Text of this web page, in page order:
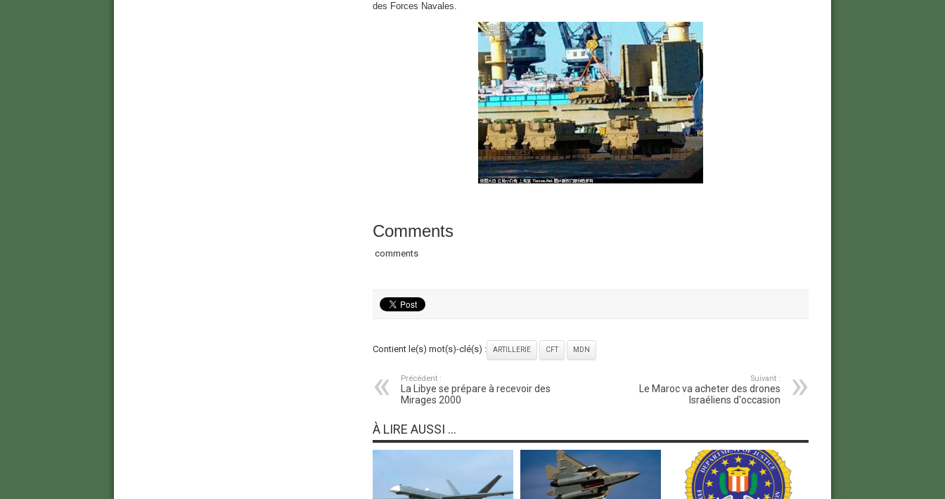
des Forces Navales.
Comments
comments
Contient le(s) mot(s)-clé(s) : ARTILLERIE CFT MDN
Précédent :
La Libye se prépare à recevoir des
Mirages 2000
Suivant :
Le Maroc va acheter des drones
Israéliens d'occasion
À LIRE AUSSI ...